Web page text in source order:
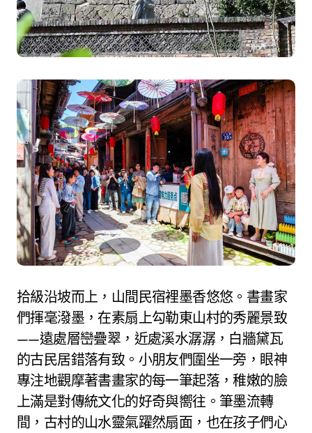
拾級沿坡而上，山間民宿裡墨香悠悠。書畫家
們揮毫潑墨，在素扇上勾勒東山村的秀麗景致
——遠處層巒疊翠，近處溪水潺潺，白牆黛瓦
的古民居錯落有致。小朋友們圍坐一旁，眼神
專注地觀摩著書畫家的每一筆起落，稚嫩的臉
上滿是對傳統文化的好奇與嚮往。筆墨流轉
間，古村的山水靈氣躍然扇面，也在孩子們心